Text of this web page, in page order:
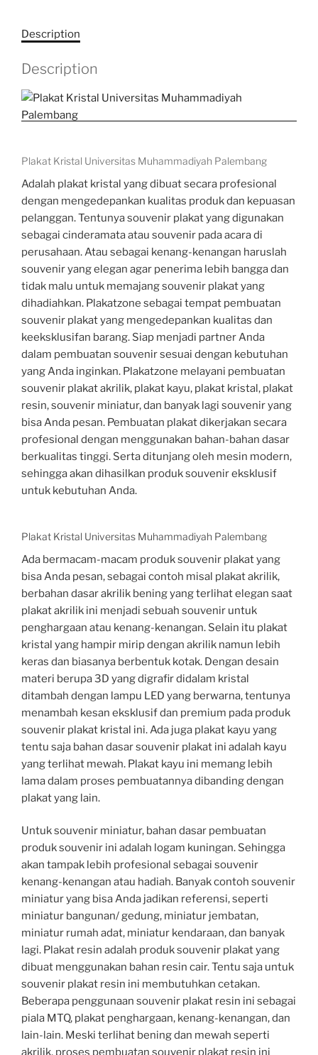
Description
Description
Plakat Kristal Universitas Muhammadiyah Palembang
Adalah plakat kristal yang dibuat secara profesional
dengan mengedepankan kualitas produk dan kepuasan
pelanggan. Tentunya souvenir plakat yang digunakan
sebagai cinderamata atau souvenir pada acara di
perusahaan. Atau sebagai kenang-kenangan haruslah
souvenir yang elegan agar penerima lebih bangga dan
tidak malu untuk memajang souvenir plakat yang
dihadiahkan. Plakatzone sebagai tempat pembuatan
souvenir plakat yang mengedepankan kualitas dan
keeksklusifan barang. Siap menjadi partner Anda
dalam pembuatan souvenir sesuai dengan kebutuhan
yang Anda inginkan. Plakatzone melayani pembuatan
souvenir plakat akrilik, plakat kayu, plakat kristal, plakat
resin, souvenir miniatur, dan banyak lagi souvenir yang
bisa Anda pesan. Pembuatan plakat dikerjakan secara
profesional dengan menggunakan bahan-bahan dasar
berkualitas tinggi. Serta ditunjang oleh mesin modern,
sehingga akan dihasilkan produk souvenir eksklusif
untuk kebutuhan Anda.
Plakat Kristal Universitas Muhammadiyah Palembang
Ada bermacam-macam produk souvenir plakat yang
bisa Anda pesan, sebagai contoh misal plakat akrilik,
berbahan dasar akrilik bening yang terlihat elegan saat
plakat akrilik ini menjadi sebuah souvenir untuk
penghargaan atau kenang-kenangan. Selain itu plakat
kristal yang hampir mirip dengan akrilik namun lebih
keras dan biasanya berbentuk kotak. Dengan desain
materi berupa 3D yang digrafir didalam kristal
ditambah dengan lampu LED yang berwarna, tentunya
menambah kesan eksklusif dan premium pada produk
souvenir plakat kristal ini. Ada juga plakat kayu yang
tentu saja bahan dasar souvenir plakat ini adalah kayu
yang terlihat mewah. Plakat kayu ini memang lebih
lama dalam proses pembuatannya dibanding dengan
plakat yang lain.
Untuk souvenir miniatur, bahan dasar pembuatan
produk souvenir ini adalah logam kuningan. Sehingga
akan tampak lebih profesional sebagai souvenir
kenang-kenangan atau hadiah. Banyak contoh souvenir
miniatur yang bisa Anda jadikan referensi, seperti
miniatur bangunan/ gedung, miniatur jembatan,
miniatur rumah adat, miniatur kendaraan, dan banyak
lagi. Plakat resin adalah produk souvenir plakat yang
dibuat menggunakan bahan resin cair. Tentu saja untuk
souvenir plakat resin ini membutuhkan cetakan.
Beberapa penggunaan souvenir plakat resin ini sebagai
piala MTQ, plakat penghargaan, kenang-kenangan, dan
lain-lain. Meski terlihat bening dan mewah seperti
akrilik, proses pembuatan souvenir plakat resin ini